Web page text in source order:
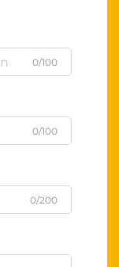
0/100
0/100
0/200